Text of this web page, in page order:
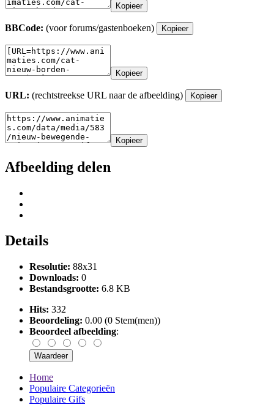
Kopieer
BBCode: (voor forums/gastenboeken) Kopieer
Kopieer
URL: (rechtstreekse URL naar de afbeelding) Kopieer
Kopieer
Afbeelding delen
Details
Resolutie: 88x31
Downloads: 0
Bestandsgrootte: 6.8 KB
Hits: 332
Beoordeling: 0.00 (0 Stem(men))
Beoordeel afbeelding:
Home
Populaire Categorieën
Populaire Gifs